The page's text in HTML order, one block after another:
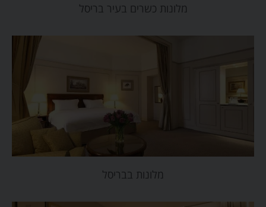
מלונות כשרים בעיר בריסל
מלונות בבריסל